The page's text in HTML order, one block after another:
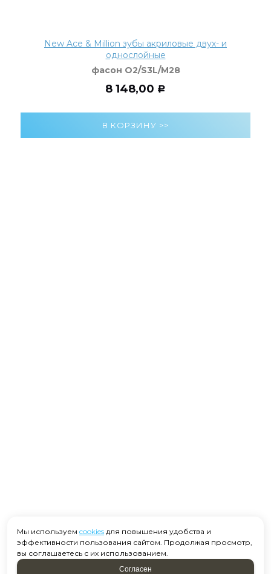
New Ace & Million зубы акриловые двух- и
однослойные
фасон O2/S3L/M28
8 148,00 Р
Мы используем cookies для повышения удобства и
эффективности пользования сайтом. Продолжая просмотр,
вы соглашаетесь с их использованием.
Согласен